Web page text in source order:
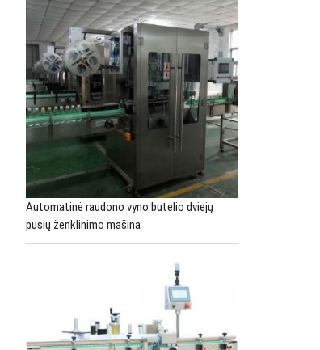
Automatinė raudono vyno butelio dviejų
pusių ženklinimo mašina